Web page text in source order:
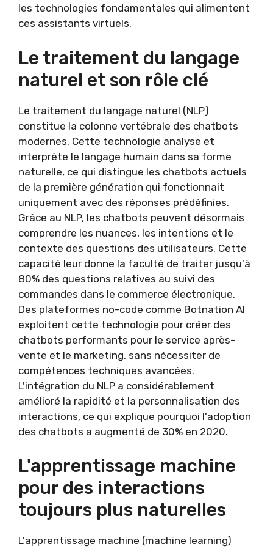
les technologies fondamentales qui alimentent
ces assistants virtuels.
Le traitement du langage
naturel et son rôle clé
Le traitement du langage naturel (NLP)
constitue la colonne vertébrale des chatbots
modernes. Cette technologie analyse et
interprète le langage humain dans sa forme
naturelle, ce qui distingue les chatbots actuels
de la première génération qui fonctionnait
uniquement avec des réponses prédéfinies.
Grâce au NLP, les chatbots peuvent désormais
comprendre les nuances, les intentions et le
contexte des questions des utilisateurs. Cette
capacité leur donne la faculté de traiter jusqu'à
80% des questions relatives au suivi des
commandes dans le commerce électronique.
Des plateformes no-code comme Botnation AI
exploitent cette technologie pour créer des
chatbots performants pour le service après-
vente et le marketing, sans nécessiter de
compétences techniques avancées.
L'intégration du NLP a considérablement
amélioré la rapidité et la personnalisation des
interactions, ce qui explique pourquoi l'adoption
des chatbots a augmenté de 30% en 2020.
L'apprentissage machine
pour des interactions
toujours plus naturelles
L'apprentissage machine (machine learning)